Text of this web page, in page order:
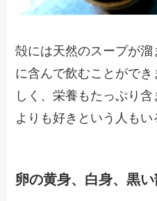
殻には天然のスープが
に含んで飲むことがで
しく、栄養もたっぷり
よりも好きという人もい
卵の黄身、白身、黒